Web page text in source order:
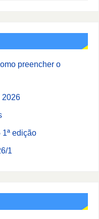
preencher o
2026
edição
1